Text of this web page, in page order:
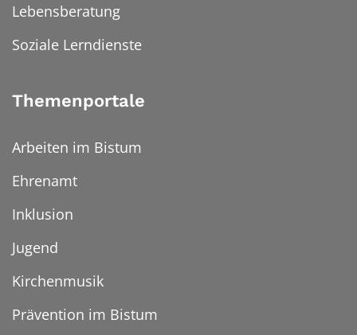
Lebensberatung
Soziale Lerndienste
Themenportale
Arbeiten im Bistum
Ehrenamt
Inklusion
Jugend
Kirchenmusik
Prävention im Bistum